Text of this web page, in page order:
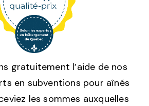
gratuitement l’aide de nos
en subventions pour aînés
les sommes auxquelles